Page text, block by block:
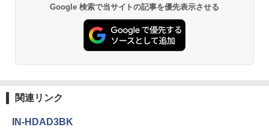
Google 検索で当サイトの記事を優先表示させる
関連リンク
IN-HDAD3BK